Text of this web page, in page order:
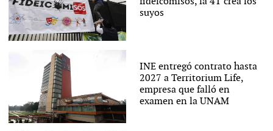
suyos
INE entregó contrato hasta
2027 a Territorium Life,
empresa que falló en
examen en la UNAM